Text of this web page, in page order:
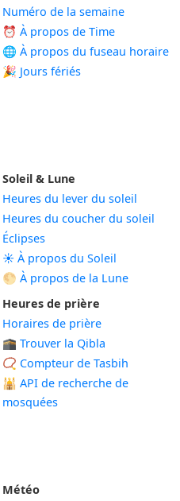
Numéro de la semaine
⏰ À propos de Time
🌐 À propos du fuseau horaire
🎉 Jours fériés
Soleil & Lune
Heures du lever du soleil
Heures du coucher du soleil
Éclipses
☀️ À propos du Soleil
🌕 À propos de la Lune
Heures de prière
Horaires de prière
🕋 Trouver la Qibla
📿 Compteur de Tasbih
🕌 API de recherche de
mosquées
Météo